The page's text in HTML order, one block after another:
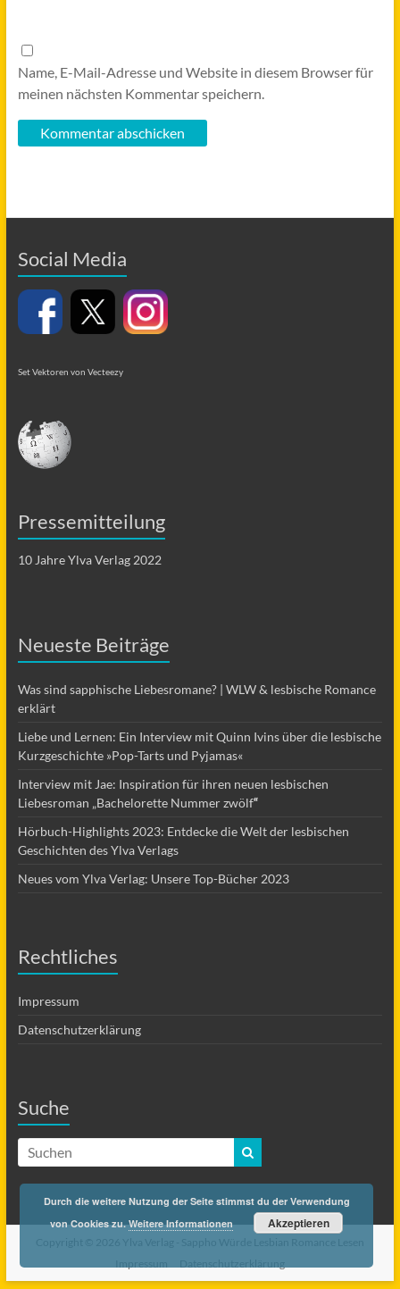
Name, E-Mail-Adresse und Website in diesem Browser für
meinen nächsten Kommentar speichern.
Social Media
Set Vektoren von Vecteezy
Pressemitteilung
10 Jahre Ylva Verlag 2022
Neueste Beiträge
Was sind sapphische Liebesromane? | WLW & lesbische Romance
erklärt
Liebe und Lernen: Ein Interview mit Quinn Ivins über die lesbische
Kurzgeschichte »Pop-Tarts und Pyjamas«
Interview mit Jae: Inspiration für ihren neuen lesbischen
Liebesroman „Bachelorette Nummer zwölf“
Hörbuch-Highlights 2023: Entdecke die Welt der lesbischen
Geschichten des Ylva Verlags
Neues vom Ylva Verlag: Unsere Top-Bücher 2023
Rechtliches
Impressum
Datenschutzerklärung
Suche
Durch die weitere Nutzung der Seite stimmst du der Verwendung
von Cookies zu.Weitere Informationen Akzeptieren